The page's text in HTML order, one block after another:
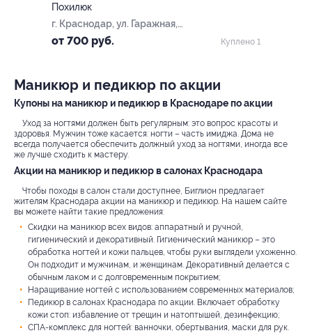
Похилюк
г. Краснодар, ул. Гаражная,
д. 81/8
от 700 руб. Куплено 1
Маникюр и педикюр по акции
Купоны на маникюр и педикюр в Краснодаре по акции
Уход за ногтями должен быть регулярным: это вопрос красоты и
здоровья. Мужчин тоже касается: ногти – часть имиджа. Дома не
всегда получается обеспечить должный уход за ногтями, иногда все
же лучше сходить к мастеру.
Акции на маникюр и педикюр в салонах Краснодара
Чтобы походы в салон стали доступнее, Биглион предлагает
жителям Краснодара акции на маникюр и педикюр. На нашем сайте
вы можете найти такие предложения:
Скидки на маникюр всех видов: аппаратный и ручной,
гигиенический и декоративный. Гигиенический маникюр – это
обработка ногтей и кожи пальцев, чтобы руки выглядели ухоженно.
Он подходит и мужчинам, и женщинам. Декоративный делается с
обычным лаком и с долговременным покрытием;
Наращивание ногтей с использованием современных материалов;
Педикюр в салонах Краснодара по акции. Включает обработку
кожи стоп: избавление от трещин и натоптышей, дезинфекцию;
СПА-комплекс для ногтей: ванночки, обертывания, маски для рук.